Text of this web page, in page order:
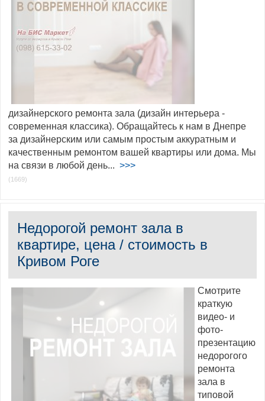
дизайнерского ремонта зала (дизайн интерьера -
современная классика). Обращайтесь к нам в Днепре
за дизайнерским или самым простым аккуратным и
качественным ремонтом вашей квартиры или дома. Мы
на связи в любой день... >>>
(1669)
Недорогой ремонт зала в
квартире, цена / стоимость в
Кривом Роге
Смотрите
краткую
видео- и
фото-
презентацию
недорогого
ремонта
зала в
типовой